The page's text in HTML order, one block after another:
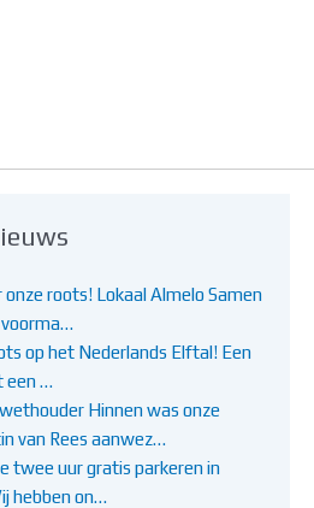
roots! Lokaal Almelo Samen
voorma…
op het Nederlands Elftal! Een
een …
Hinnen was onze
van Rees aanwez…
twee uur gratis parkeren in
hebben on…